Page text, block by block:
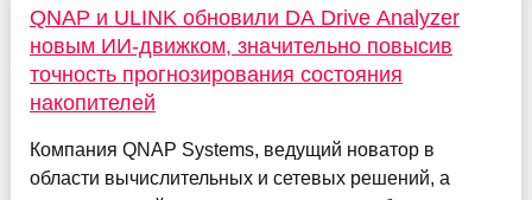
QNAP и ULINK обновили DA Drive Analyzer
новым ИИ-движком, значительно повысив
точность прогнозирования состояния
накопителей
Компания QNAP Systems, ведущий новатор в
области вычислительных и сетевых решений, а